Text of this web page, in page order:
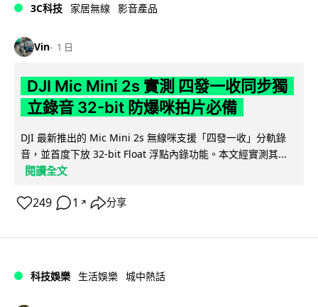
3C科技 家居無線 影音產品
Vin 1 日
DJI Mic Mini 2s 實測 四發一收同步獨
立錄音 32-bit 防爆咪拍片必備
DJI 最新推出的 Mic Mini 2s 無線咪支援「四發一收」分軌錄
音，並首度下放 32-bit Float 浮點內錄功能。本文經實測其...
閱讀全文
249 1 ↗ 分享
科技娛樂 生活娛樂 城中熱話